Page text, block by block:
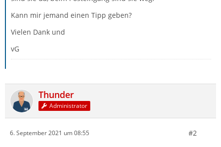
Kann mir jemand einen Tipp geben?
Vielen Dank und
vG
Thunder
Administrator
6. September 2021 um 08:55 #2